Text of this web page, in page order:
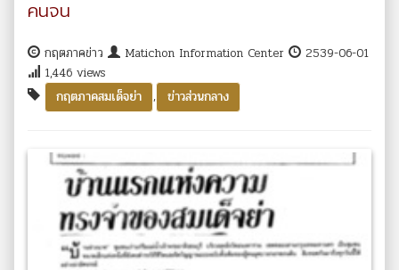
คนจน
กฤตภาคข่าว Matichon Information Center
2539-06-01
1,446 views
กฤตภาคสมเด็จย่า
, ข่าวส่วนกลาง